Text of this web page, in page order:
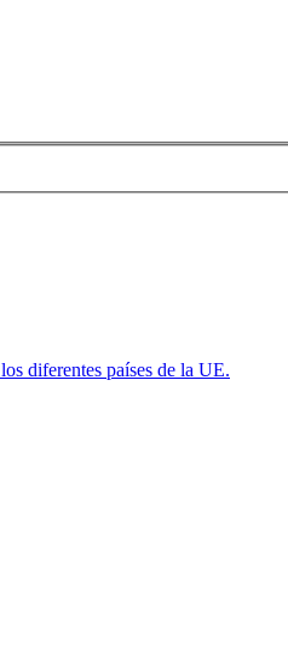
diferentes países de la UE.